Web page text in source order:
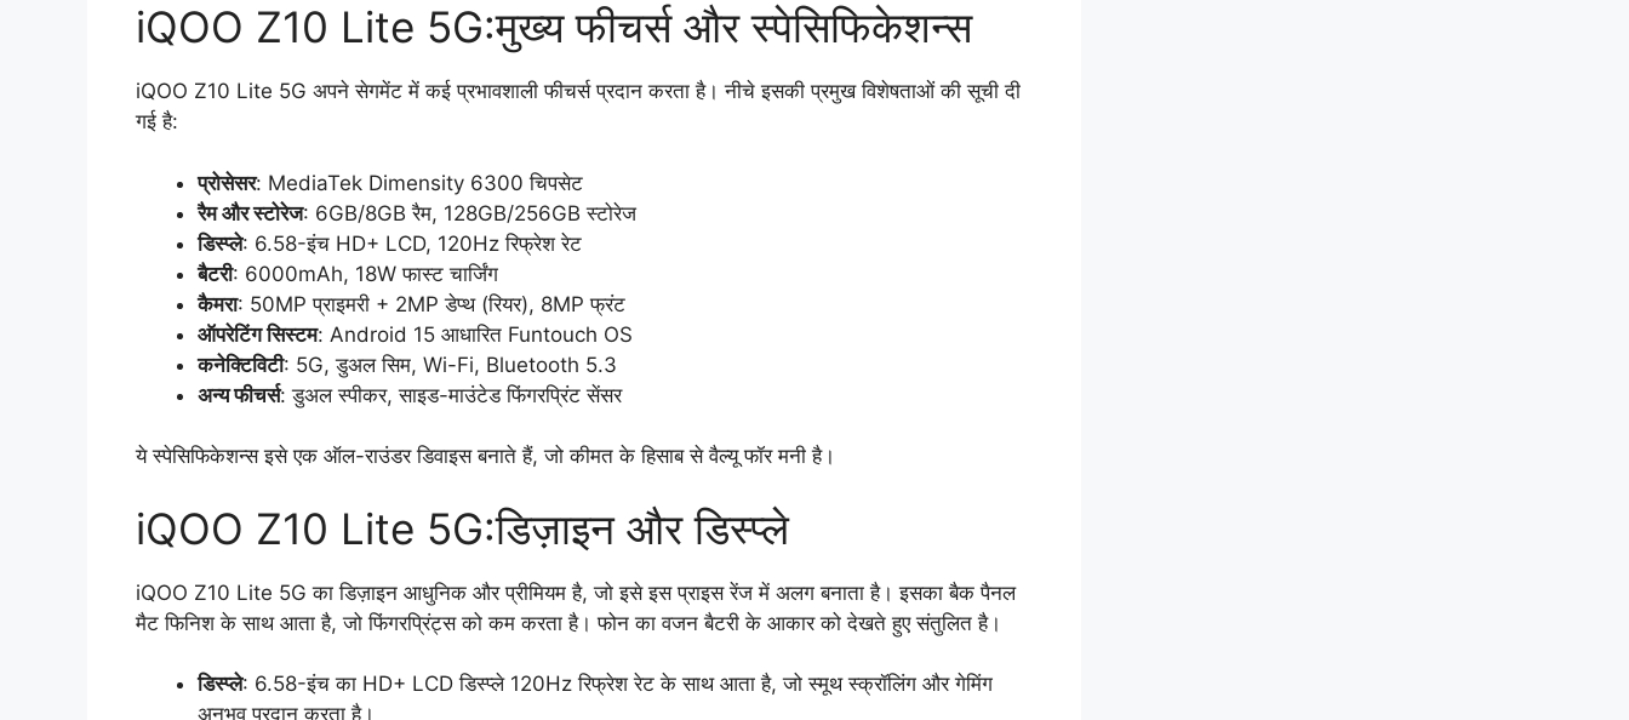
iQOO Z10 Lite 5G:मुख्य फीचर्स और स्पेसिफिकेशन्स
iQOO Z10 Lite 5G अपने सेगमेंट में कई प्रभावशाली फीचर्स प्रदान करता है। नीचे इसकी प्रमुख विशेषताओं की सूची दी
गई है:
प्रोसेसर: MediaTek Dimensity 6300 चिपसेट
रैम और स्टोरेज: 6GB/8GB रैम, 128GB/256GB स्टोरेज
डिस्प्ले: 6.58-इंच HD+ LCD, 120Hz रिफ्रेश रेट
बैटरी: 6000mAh, 18W फास्ट चार्जिंग
कैमरा: 50MP प्राइमरी + 2MP डेप्थ (रियर), 8MP फ्रंट
ऑपरेटिंग सिस्टम: Android 15 आधारित Funtouch OS
कनेक्टिविटी: 5G, डुअल सिम, Wi-Fi, Bluetooth 5.3
अन्य फीचर्स: डुअल स्पीकर, साइड-माउंटेड फिंगरप्रिंट सेंसर
ये स्पेसिफिकेशन्स इसे एक ऑल-राउंडर डिवाइस बनाते हैं, जो कीमत के हिसाब से वैल्यू फॉर मनी है।
iQOO Z10 Lite 5G:डिज़ाइन और डिस्प्ले
iQOO Z10 Lite 5G का डिज़ाइन आधुनिक और प्रीमियम है, जो इसे इस प्राइस रेंज में अलग बनाता है। इसका बैक पैनल
मैट फिनिश के साथ आता है, जो फिंगरप्रिंट्स को कम करता है। फोन का वजन बैटरी के आकार को देखते हुए संतुलित है।
डिस्प्ले: 6.58-इंच का HD+ LCD डिस्प्ले 120Hz रिफ्रेश रेट के साथ आता है, जो स्मूथ स्क्रॉलिंग और गेमिंग
अनुभव प्रदान करता है।